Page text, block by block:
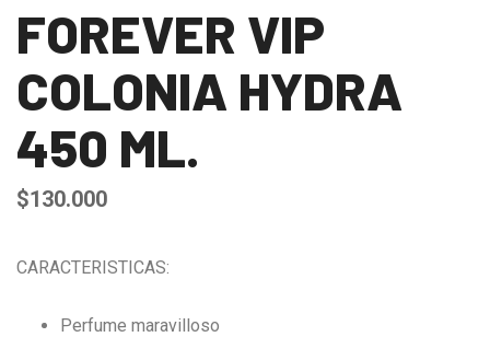
FOREVER VIP
COLONIA HYDRA
450 ML.
$130.000
CARACTERISTICAS:
Perfume maravilloso